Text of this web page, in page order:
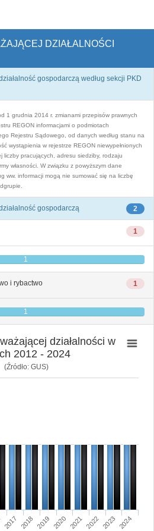
DZIAŁALNOŚCI
gospodarczą według sekcji PKD
1 grudnia 2014 r. zmianami przepisów prawnych
REGON informacjami o podmiotach
Rejestru Sądowego, od danych według stanu na
wystąpienia w rejestrze REGON niewypełnionych
liczby pracujących, adresu siedziby, rodzaju
własności. W związku z powyższym dane
ww. informacji mogą nie sumować się na liczbę
2
gospodarczą
1
1
1
i rybactwo
1
działalności w
2012 - 2024
(Źródło: GUS)
2017 2018 2019 2020 2021 2022 2023 2024